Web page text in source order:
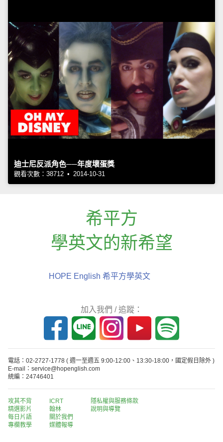
迪士尼反派角色──年度壞蛋獎
觀看次數：38712 • 2014-10-31
希平方
學英文的新希望
HOPE English 希平方學英文
加入我們 / 追蹤：
電話：02-2727-1778 ( 週一至週五 9:00-12:00、13:30-18:00，國定假日除外 )
E-mail：service@hopenglish.com
統編：24746401
攻其不背
精選影片
每日片語
專欄教學
ICRT
翰林
關於我們
媒體報導
隱私權與服務條款
說明與導覽